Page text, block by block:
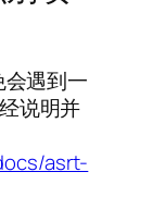
会遇到一
说明并
asrt-